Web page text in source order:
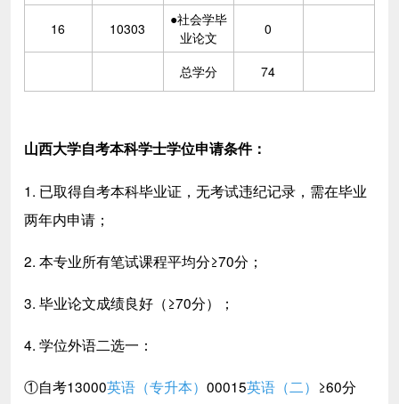
16 10303
●社会学毕
业论文
0
总学分 74
山西大学自考本科学士学位申请条件：
1. 已取得自考本科毕业证，无考试违纪记录，需在毕业
两年内申请；
2. 本专业所有笔试课程平均分≥70分；
3. 毕业论文成绩良好（≥70分）；
4. 学位外语二选一：
①自考13000英语（专升本） 00015英语（二） ≥60分